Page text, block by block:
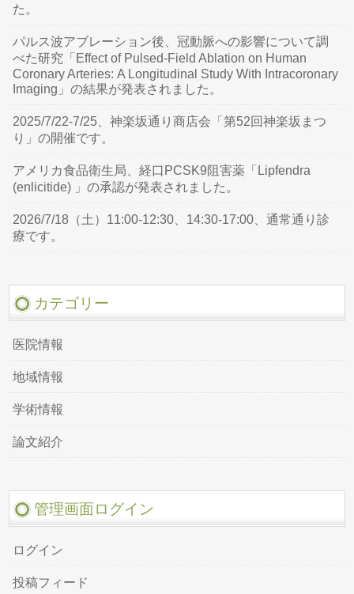
た。
パルス波アブレーション後、冠動脈への影響について調
べた研究「Effect of Pulsed-Field Ablation on Human
Coronary Arteries: A Longitudinal Study With Intracoronary
Imaging」の結果が発表されました。
2025/7/22-7/25、神楽坂通り商店会「第52回神楽坂まつ
り」の開催です。
アメリカ食品衛生局、経口PCSK9阻害薬「Lipfendra
(enlicitide) 」の承認が発表されました。
2026/7/18（土）11:00-12:30、14:30-17:00、通常通り診
療です。
カテゴリー
医院情報
地域情報
学術情報
論文紹介
管理画面ログイン
ログイン
投稿フィード